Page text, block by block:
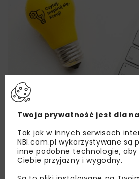
Twoja prywatność jest dla
Tak jak w innych serwisach
NBI.com.pl wykorzystywane są
inne podobne technologie, aby
Ciebie przyjazny i wygodny.